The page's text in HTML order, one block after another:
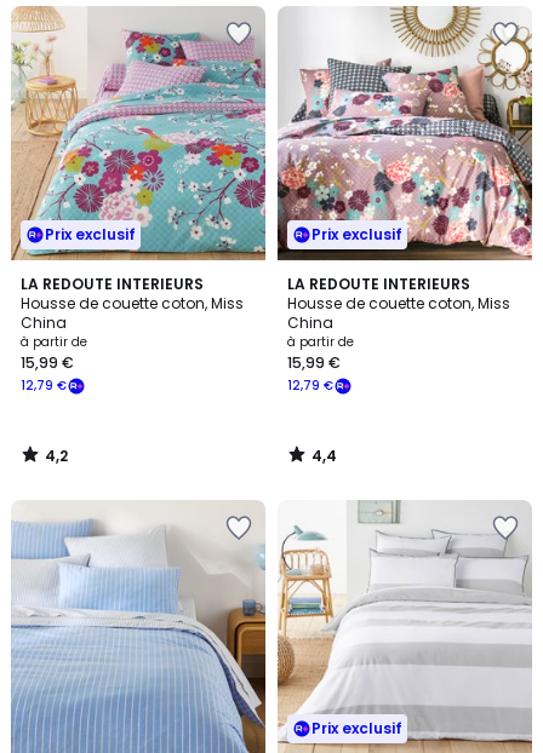
Prix exclusif
LA REDOUTE INTERIEURS
Housse de couette coton, Miss
China
à partir de
12,79 €
15,99 €
4,2
/ 5
4,2
/
Prix exclusif
LA REDOUTE INTERIEURS
Housse de couette coton, Miss
China
à partir de
12,79 €
15,99 €
4,4
/ 5
4,4
/
Prix exclusif